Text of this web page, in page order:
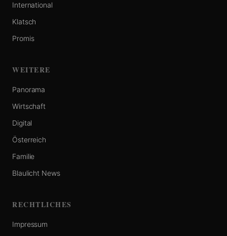
International
Klatsch
Promis
WEITERE
Panorama
Wirtschaft
Digital
Österreich
Familie
Blaulicht News
RECHTLICHES
Impressum